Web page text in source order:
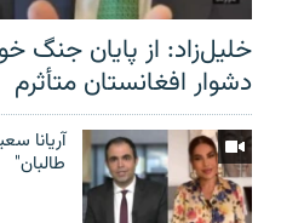
خلیل‌زاد: از پایان جنگ
دشوار افغانستان متأثرم
آریانا
طالبان"